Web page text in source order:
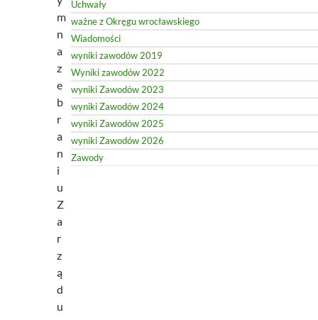
m
n
a
z
e
b
r
a
n
i
u
Z
a
r
z
ą
d
u
Uchwały
ważne z Okręgu wrocławskiego
Wiadomości
wyniki zawodów 2019
Wyniki zawodów 2022
wyniki Zawodów 2023
wyniki Zawodów 2024
wyniki Zawodów 2025
wyniki Zawodów 2026
Zawody